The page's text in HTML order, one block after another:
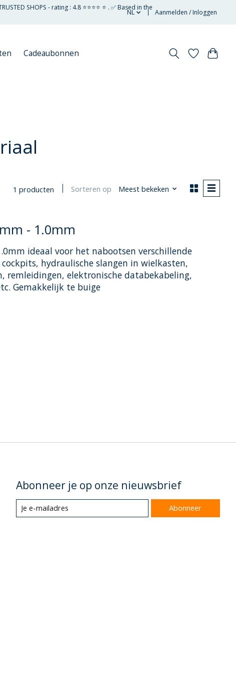
SHOPS - rating : 4.8 ⭐⭐⭐⭐ ⭐ . ✅ Based in the
NL Aanmelden / Inloggen
Cadeaubonnen
1 producten Sorteren op Meest bekeken
- 1.0mm
ideaal voor het nabootsen verschillende
hydraulische slangen in wielkasten,
remleidingen, elektronische databekabeling,
Gemakkelijk te buige
is
Abonneer je op onze nieuwsbrief
Abonneer